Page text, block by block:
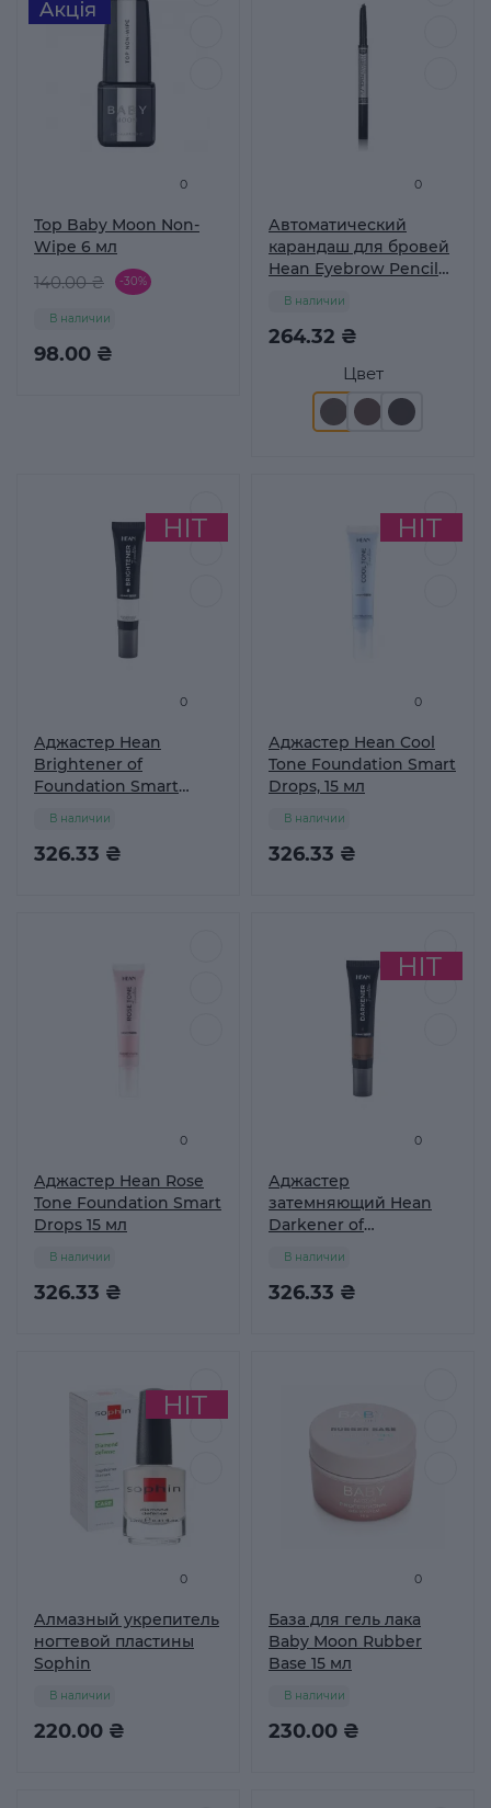
0
Top Baby Moon Non-
Wipe 6 мл
140.00 ₴ -30%
98.00 ₴
В наличии
0
Автоматический
карандаш для бровей
Hean Eyebrow Pencil
Цвет
264.32 ₴
В наличии
0
Аджастер Hean
Brightener of
Foundation Smart
326.33 ₴
В наличии
0
Аджастер Hean Cool
Tone Foundation Smart
Drops, 15 мл
326.33 ₴
В наличии
0
Аджастер Hean Rose
Tone Foundation Smart
Drops 15 мл
326.33 ₴
В наличии
0
Аджастер
затемняющий Hean
Darkener of
326.33 ₴
В наличии
0
Алмазный укрепитель
ногтевой пластины
Sophin
220.00 ₴
В наличии
0
База для гель лака
Baby Moon Rubber
Base 15 мл
230.00 ₴
В наличии